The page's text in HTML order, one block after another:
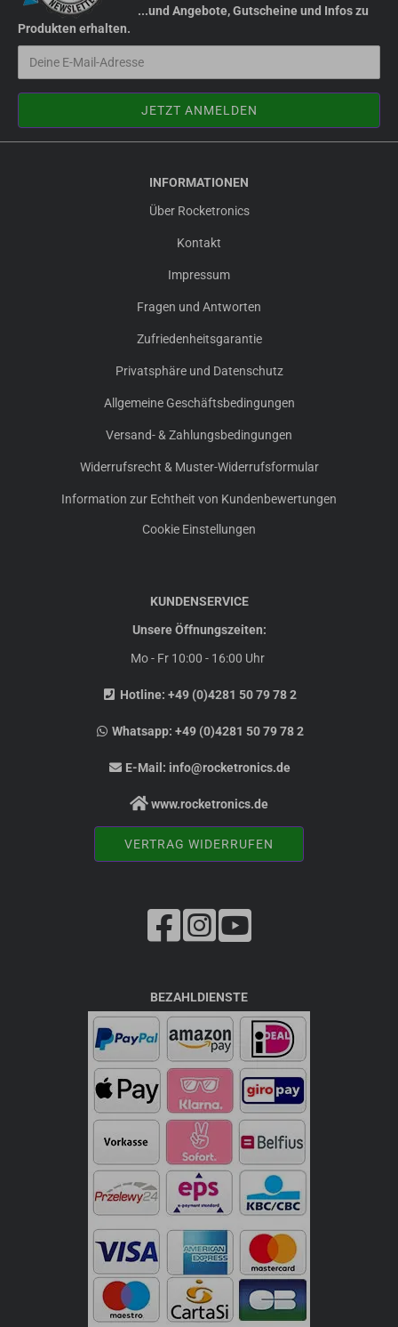
...und Angebote, Gutscheine und Infos zu
Produkten erhalten.
INFORMATIONEN
Über Rocketronics
Kontakt
Impressum
Fragen und Antworten
Zufriedenheitsgarantie
Privatsphäre und Datenschutz
Allgemeine Geschäftsbedingungen
Versand- & Zahlungsbedingungen
Widerrufsrecht & Muster-Widerrufsformular
Information zur Echtheit von Kundenbewertungen
Cookie Einstellungen
KUNDENSERVICE
Unsere Öffnungszeiten:
Mo - Fr 10:00 - 16:00 Uhr
Hotline: +49 (0)4281 50 79 78 2
Whatsapp:+49 (0)4281 50 79 78 2
E-Mail: info@rocketronics.de
www.rocketronics.de
VERTRAG WIDERRUFEN
BEZAHLDIENSTE